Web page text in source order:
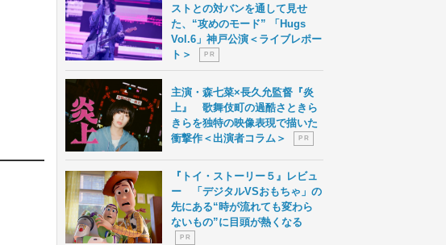
ストとの対バンを通して見せ
た、“攻めのモード” 「Hugs
Vol.6」神戸公演＜ライブレポー
ト＞
P R
主演・森七菜×長久允監督『炎
上』 歌舞伎町の過酷さときら
きらを独特の映像表現で描いた
衝撃作＜出演者コラム＞
P R
『トイ・ストーリー５』レビュ
ー 「デジタルVSおもちゃ」の
先にある“時が流れても変わら
ないもの”に目頭が熱くなる
P R